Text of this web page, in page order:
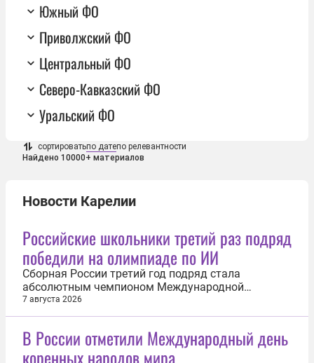
Южный ФО
Приволжский ФО
Центральный ФО
Северо-Кавказский ФО
Уральский ФО
сортироватьпо датепо релевантности
Найдено 10000+ материалов
Новости Карелии
Российские школьники третий раз подряд
победили на олимпиаде по ИИ
Сборная России третий год подряд стала
абсолютным чемпионом Международной
олимпиады по искусственному интеллекту (IOAI)
среди старшеклассников. В финале, проходившем
команда завоевала восемь медалей — семь
золотых и одну бронзовую, а один из участников
7 августа 2026
В России отметили Международный день
коренных народов мира